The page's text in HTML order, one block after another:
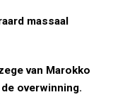
massaal
van Marokko
overwinning.